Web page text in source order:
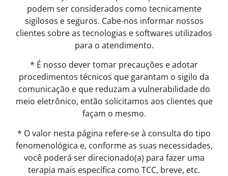
podem ser considerados como tecnicamente
sigilosos e seguros. Cabe-nos informar nossos
clientes sobre as tecnologias e softwares utilizados
para o atendimento.
* É nosso dever tomar precauções e adotar
procedimentos técnicos que garantam o sigilo da
comunicação e que reduzam a vulnerabilidade do
meio eletrônico, então solicitamos aos clientes que
façam o mesmo.
* O valor nesta página refere-se à consulta do tipo
fenomenológica e, conforme as suas necessidades,
você poderá ser direcionado(a) para fazer uma
terapia mais específica como TCC, breve, etc.